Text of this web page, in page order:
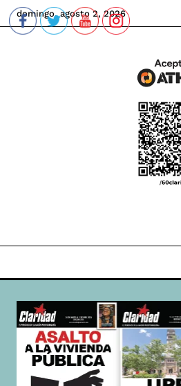
domingo, agosto 2, 2026